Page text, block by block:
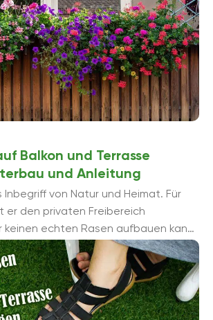
Balkon und Terrasse
und Anleitung
Inbegriff von Natur und Heimat. Für
er den privaten Freibereich
keinen echten Rasen aufbauen kann,
eine ...